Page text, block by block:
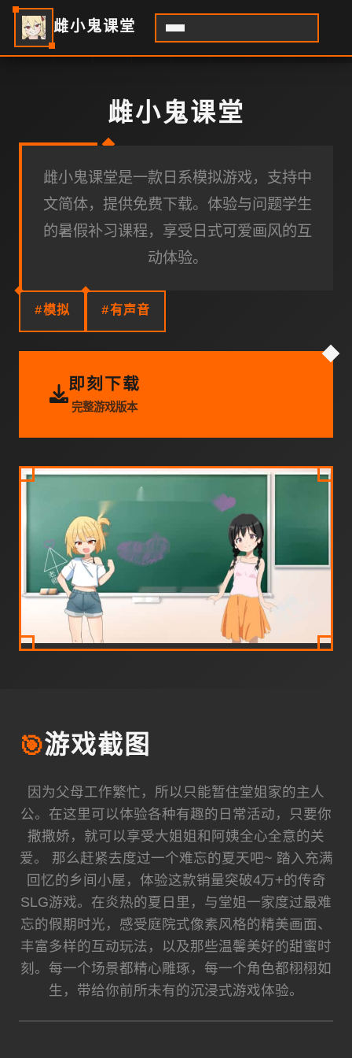
雌小鬼课堂
雌小鬼课堂
雌小鬼课堂是一款日系模拟游戏，支持中
文简体，提供免费下载。体验与问题学生
的暑假补习课程，享受日式可爱画风的互
动体验。
#模拟 #有声音
即刻下载
完整游戏版本
🎯游戏截图
因为父母工作繁忙，所以只能暂住堂姐家的主人
公。在这里可以体验各种有趣的日常活动，只要你
撒撒娇，就可以享受大姐姐和阿姨全心全意的关
爱。 那么赶紧去度过一个难忘的夏天吧~ 踏入充满
回忆的乡间小屋，体验这款销量突破4万+的传奇
SLG游戏。在炎热的夏日里，与堂姐一家度过最难
忘的假期时光，感受庭院式像素风格的精美画面、
丰富多样的互动玩法，以及那些温馨美好的甜蜜时
刻。每一个场景都精心雕琢，每一个角色都栩栩如
生，带给你前所未有的沉浸式游戏体验。